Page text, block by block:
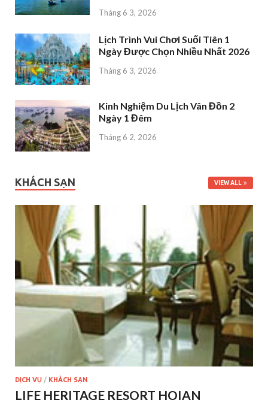
Tháng 6 3, 2026
Lịch Trình Vui Chơi Suối Tiên 1
Ngày Được Chọn Nhiều Nhất 2026
Tháng 6 3, 2026
Kinh Nghiệm Du Lịch Vân Đồn 2
Ngày 1 Đêm
Tháng 6 2, 2026
KHÁCH SẠN VIEW ALL
DỊCH VỤ / KHÁCH SẠN
LIFE HERITAGE RESORT HOIAN